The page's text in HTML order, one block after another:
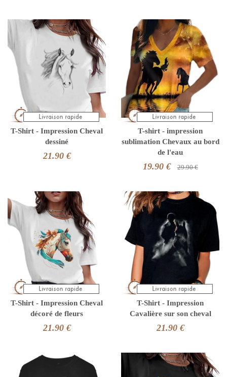
T-Shirt - Impression Cheval
dessiné
21.90 €
T-shirt - impression
sublimation Chevaux au bord
de l'eau
19.90 € 29.90 €
T-Shirt - Impression Cheval
décoré de fleurs
21.90 €
T-Shirt - Impression
Cavalière sur son cheval
21.90 €